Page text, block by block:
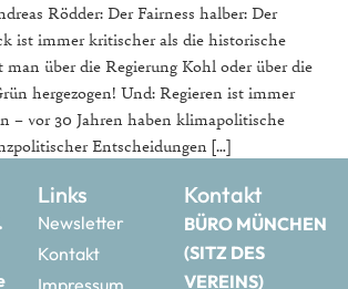
Rödder: Der Fairness halber: Der
ist immer kritischer als die historische
man über die Regierung Kohl oder über die
hergezogen! Und: Regieren ist immer
– vor 30 Jahren haben klimapolitische
Entscheidungen […]
Links
Newsletter
Kontakt
Impressum
Kontakt
BÜRO MÜNCHEN
(SITZ DES
VEREINS)